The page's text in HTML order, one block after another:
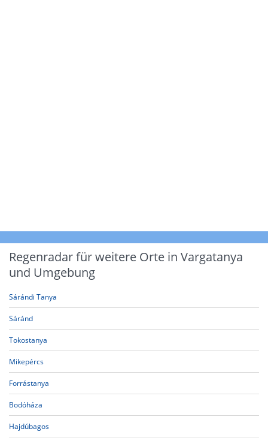
Regenradar für weitere Orte in Vargatanya
und Umgebung
Sárándi Tanya
Sáránd
Tokostanya
Mikepércs
Forrástanya
Bodóháza
Hajdúbagos